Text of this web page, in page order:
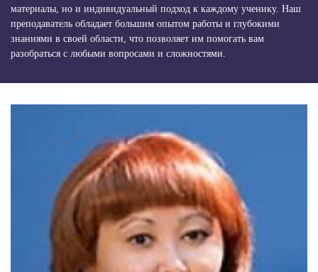
материалы, но и индивидуальный подход к каждому ученику. Наш
преподаватель обладает большим опытом работы и глубокими
знаниями в своей области, что позволяет им помогать вам
разобраться с любыми вопросами и сложностями.